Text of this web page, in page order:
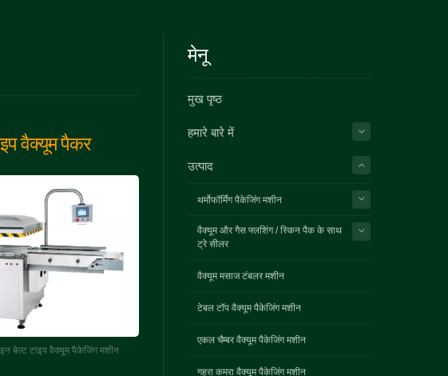
वैक्यूम पैकर
बेल्ट टाइप वैक्यूम पैकेजिंग मशीन
मेनू
मुख पृष्ठ
हमारे बारे में
उत्पाद
थर्मोफॉर्मिंग पैकेजिंग मशीन
वैक्यूम और गैस फ्लशिंग / स्किन पैक के साथ
ट्रे सीलर
वैक्यूम मसाज टंबलर मशीन
टेबल टॉप वैक्यूम पैकेजिंग मशीन
एकल चैम्बर वैक्यूम पैकेजिंग मशीन
गहरा कमरा वैक्यूम पैकेजिंग मशीन